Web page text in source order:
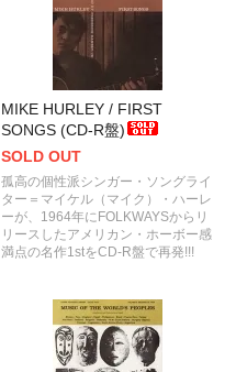
MIKE HURLEY / FIRST
SONGS (CD-R盤)
SOLD OUT
孤高の個性派シンガー・ソングライ
ター＝マイケル（マイク）・ハーレ
ーが、1964年にFOLKWAYSからリ
リースしたアメリカン・ホーボー感
満点の名作1stをCD-R盤で再発!!!